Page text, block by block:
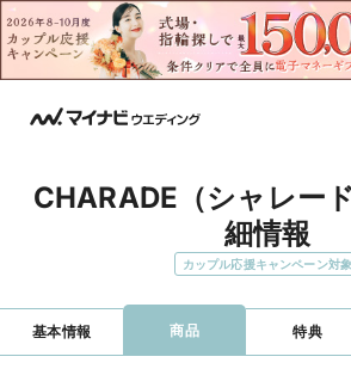
CHARADE（シャレー
細情報
カップル応援キャンペーン対象
基本情報 商品 特典